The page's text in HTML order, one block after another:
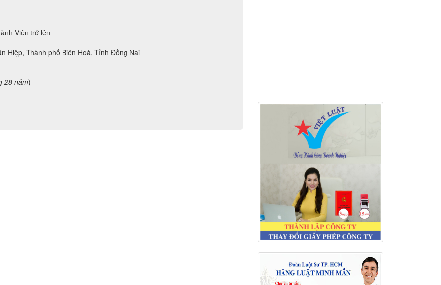
Viên trở lên
Hiệp, Thành phố Biên Hoà, Tỉnh Đồng Nai
28 năm)